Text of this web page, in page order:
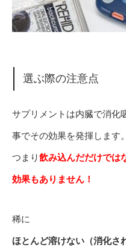
選ぶ際の注意点
サプリメントは内臓で消化
事でその効果を発揮します。
つまり飲み込んだだけでは
効果もありません！
稀に
ほとんど溶けない（消化さ